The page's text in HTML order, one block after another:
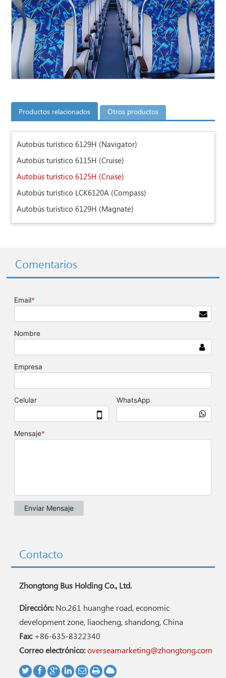
Productos relacionados Otros productos
Autobús turístico 6129H (Navigator)
Autobús turístico 6115H (Cruise)
Autobús turístico 6125H (Cruise)
Autobús turístico LCK6120A (Compass)
Autobús turístico 6129H (Magnate)
Comentarios
Contacto
Zhongtong Bus Holding Co., Ltd.
Dirección:No.261 huanghe road, economic
development zone, liaocheng, shandong, China
Fax:+86-635-8322340
Correo electrónico:overseamarketing@zhongtong.com